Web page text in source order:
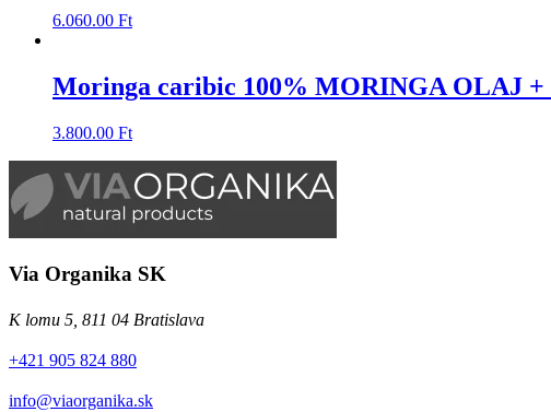
6.060.00 Ft
Moringa caribic 100% MORINGA OLAJ +
3.800.00 Ft
Via Organika SK
K lomu 5, 811 04 Bratislava
+421 905 824 880
info@viaorganika.sk